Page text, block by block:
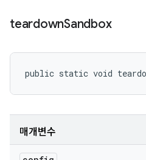
teardownSandbox
public static void
매개변수